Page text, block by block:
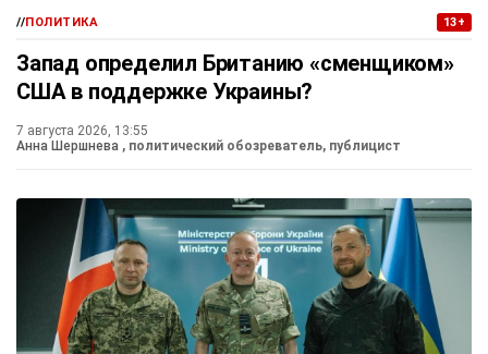
//ПОЛИТИКА 13+
Запад определил Британию «сменщиком»
США в поддержке Украины?
7 августа 2026, 13:55
Анна Шершнева , политический обозреватель, публицист